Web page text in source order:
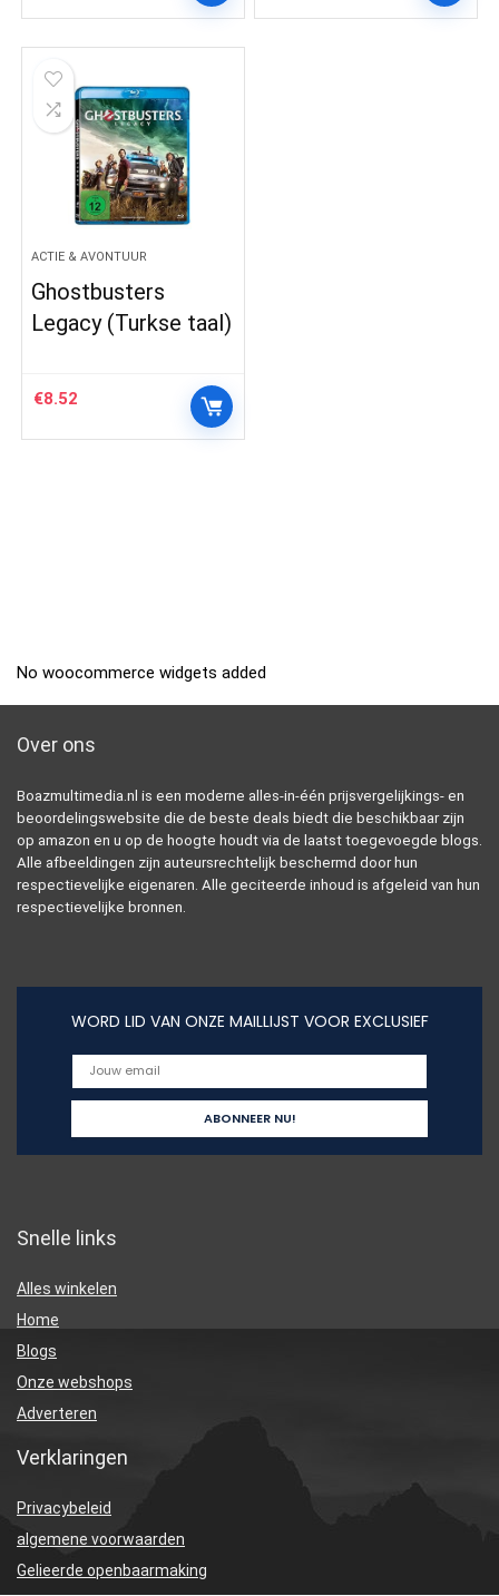
ACTIE & AVONTUUR
Ghostbusters
Legacy (Turkse taal)
€8.52
No woocommerce widgets added
Over ons
Boazmultimedia.nl is een moderne alles-in-één prijsvergelijkings- en
beoordelingswebsite die de beste deals biedt die beschikbaar zijn
op amazon en u op de hoogte houdt via de laatst toegevoegde blogs.
Alle afbeeldingen zijn auteursrechtelijk beschermd door hun
respectievelijke eigenaren. Alle geciteerde inhoud is afgeleid van hun
respectievelijke bronnen.
WORD LID VAN ONZE MAILLIJST VOOR EXCLUSIEF
Snelle links
Alles winkelen
Home
Blogs
Onze webshops
Adverteren
Verklaringen
Privacybeleid
algemene voorwaarden
Gelieerde openbaarmaking